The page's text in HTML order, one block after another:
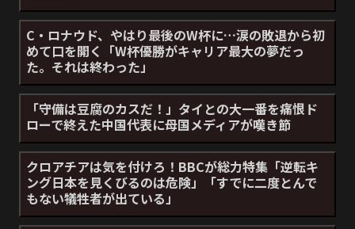
C・ロナウド、やはり最後のW杯に…涙の敗退から初
めて口を開く「W杯優勝がキャリア最大の夢だっ
た。それは終わった」
「守備は豆腐のカスだ！」タイとの大一番を痛恨ド
ローで終えた中国代表に母国メディアが嘆き節
クロアチアは気を付けろ！BBCが総力特集「逆転キ
ング日本を見くびるのは危険」「すでに二度とんで
もない犠牲者が出ている」